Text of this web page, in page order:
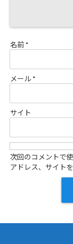
名前*
メール*
サイト
次回のコメントで
アドレス、サイトを